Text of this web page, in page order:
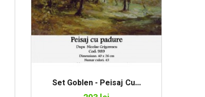
Set Goblen - Peisaj Cu...